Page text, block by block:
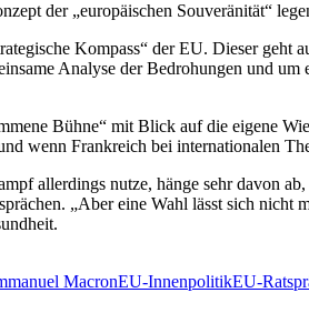
der „europäischen Souveränität“
Kompass“ der EU. Dieser
Analyse der Bedrohungen und
Bühne“ mit Blick auf die eigene
wenn Frankreich bei internationalen
allerdings nutze, hänge sehr davon
„Aber eine Wahl lässt sich
MacronEU-InnenpolitikEU-